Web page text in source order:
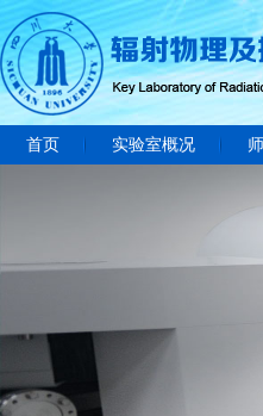
首页 实验室概况